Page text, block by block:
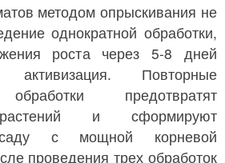
методом опрыскивания не
однократной обработки,
роста через 5-8 дней
Повторные
предотвратят
растений и сформируют
с мощной корневой
проведения трех обработок